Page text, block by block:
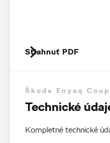
Stiahnuť PDF
Škoda Enyaq
Technické
Kompletné technické